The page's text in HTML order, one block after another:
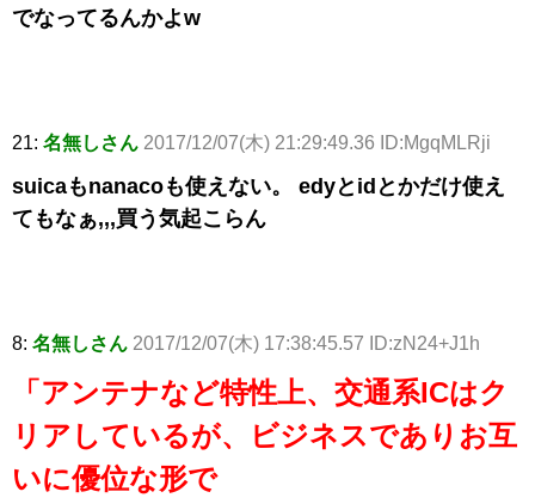
でなってるんかよw
21: 名無しさん 2017/12/07(木) 21:29:49.36 ID:MgqMLRji
suicaもnanacoも使えない。 edyとidとかだけ使え
てもなぁ,,,買う気起こらん
8: 名無しさん 2017/12/07(木) 17:38:45.57 ID:zN24+J1h
「アンテナなど特性上、交通系ICはク
リアしているが、ビジネスでありお互
いに優位な形で